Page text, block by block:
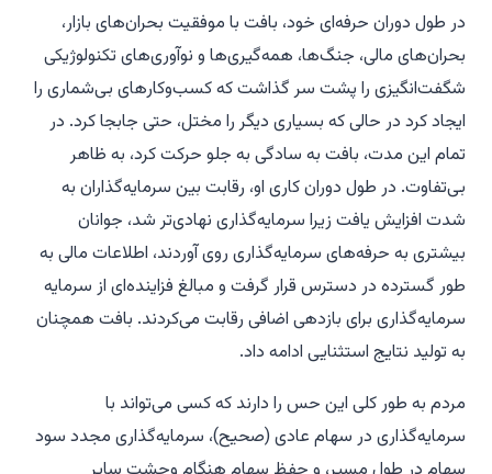
در طول دوران حرفه‌ای خود، بافت با موفقیت بحران‌های بازار،
بحران‌های مالی، جنگ‌ها، همه‌گیری‌ها و نوآوری‌های تکنولوژیکی
شگفت‌انگیزی را پشت سر گذاشت که کسب‌وکارهای بی‌شماری را
ایجاد کرد در حالی که بسیاری دیگر را مختل، حتی جابجا کرد. در
تمام این مدت، بافت به سادگی به جلو حرکت کرد، به ظاهر
بی‌تفاوت. در طول دوران کاری او، رقابت بین سرمایه‌گذاران به
شدت افزایش یافت زیرا سرمایه‌گذاری نهادی‌تر شد، جوانان
بیشتری به حرفه‌های سرمایه‌گذاری روی آوردند، اطلاعات مالی به
طور گسترده در دسترس قرار گرفت و مبالغ فزاینده‌ای از سرمایه
سرمایه‌گذاری برای بازدهی اضافی رقابت می‌کردند. بافت همچنان
به تولید نتایج استثنایی ادامه داد.
مردم به طور کلی این حس را دارند که کسی می‌تواند با
سرمایه‌گذاری در سهام عادی (صحیح)، سرمایه‌گذاری مجدد سود